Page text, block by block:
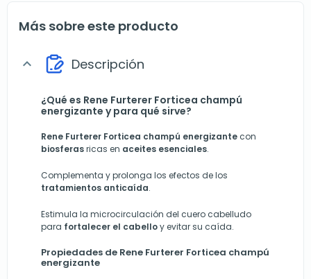
Más sobre este producto
expand_more Descripción
¿Qué es Rene Furterer Forticea champú
energizante y para qué sirve?
Rene Furterer Forticea champú energizante con
biosferasricas en aceites esenciales.
Complementa y prolonga los efectos de los
tratamientos anticaída.
Estimula la microcirculación del cuero cabelludo
para fortalecer el cabelloy evitar su caída.
Propiedades de Rene Furterer Forticea champú
energizante